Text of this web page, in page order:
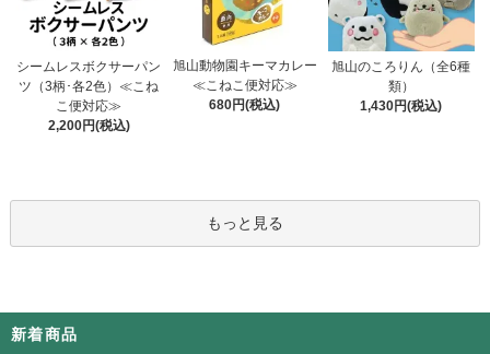
シームレスボクサーパン
ツ（3柄･各2色）≪こね
こ便対応≫
2,200円(税込)
旭山動物園キーマカレー
≪こねこ便対応≫
680円(税込)
旭山のころりん（全6種
類）
1,430円(税込)
もっと見る
新着商品